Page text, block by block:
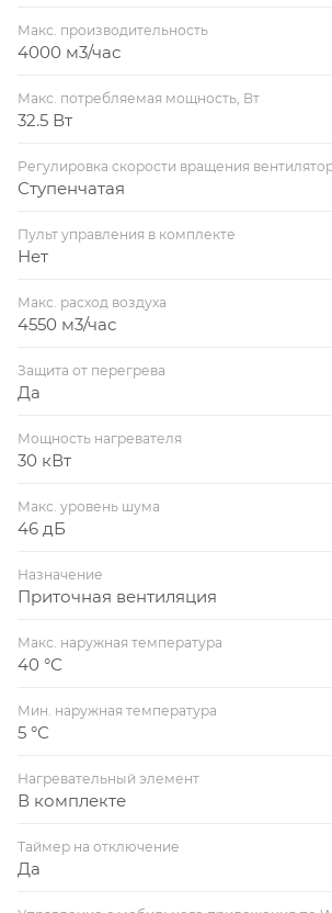
Макс. производительность
4000 м3/час
Макс. потребляемая мощность, Вт
32.5 Вт
Регулировка скорости вращения
Ступенчатая
Пульт управления в комплекте
Нет
Макс. расход воздуха
4550 м3/час
Защита от перегрева
Да
Мощность нагревателя
30 кВт
Макс. уровень шума
46 дБ
Назначение
Приточная вентиляция
Макс. наружная температура
40 °С
Мин. наружная температура
5 °С
Нагревательный элемент
В комплекте
Таймер на отключение
Да